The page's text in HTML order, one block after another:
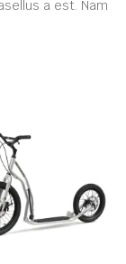
a est. Nam